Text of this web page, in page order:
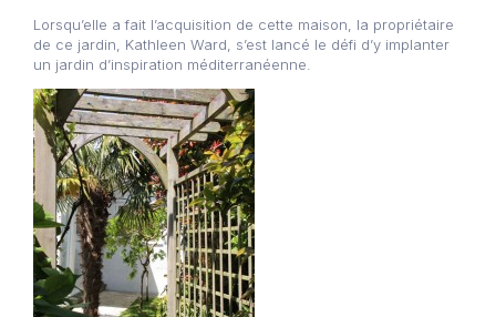
Lorsqu’elle a fait l’acquisition de cette maison, la propriétaire
de ce jardin, Kathleen Ward, s’est lancé le défi d’y implanter
un jardin d’inspiration méditerranéenne.